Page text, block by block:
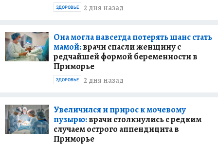
2 дня назад
ЗДОРОВЬЕ
Она могла навсегда потерять шанс стать
мамой:врачи спасли женщину с
редчайшей формой беременности в
Приморье
2 дня назад
ЗДОРОВЬЕ
Увеличился и прирос к мочевому
пузырю:врачи столкнулись с редким
случаем острого аппендицита в
Приморье